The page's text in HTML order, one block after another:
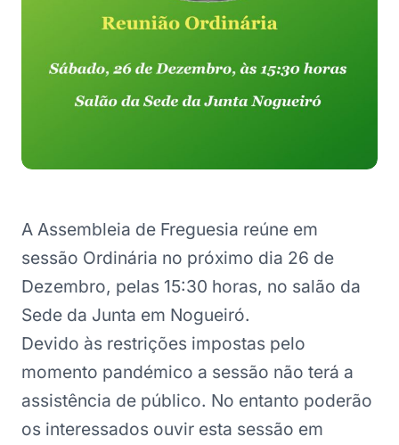
A Assembleia de Freguesia reúne em
sessão Ordinária no próximo dia 26 de
Dezembro, pelas 15:30 horas, no salão da
Sede da Junta em Nogueiró.
Devido às restrições impostas pelo
momento pandémico a sessão não terá a
assistência de público. No entanto poderão
os interessados ouvir esta sessão em